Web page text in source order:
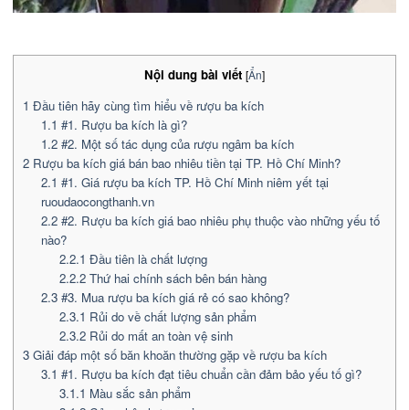
Nội dung bài viết [Ẩn]
1 Đầu tiên hãy cùng tìm hiểu về rượu ba kích
1.1 #1. Rượu ba kích là gì?
1.2#2. Một số tác dụng của rượu ngâm ba kích
2 Rượu ba kích giá bán bao nhiêu tiền tại TP. Hồ Chí Minh?
2.1 #1. Giá rượu ba kích TP. Hồ Chí Minh niêm yết tại
ruoudaocongthanh.vn
2.2#2. Rượu ba kích giá bao nhiêu phụ thuộc vào những yếu tố
nào?
2.2.1 Đầu tiên là chất lượng
2.2.2Thứ hai chính sách bên bán hàng
2.3#3. Mua rượu ba kích giá rẻ có sao không?
2.3.1 Rủi do về chất lượng sản phẩm
2.3.2Rủi do mất an toàn vệ sinh
3 Giải đáp một số băn khoăn thường gặp về rượu ba kích
3.1 #1. Rượu ba kích đạt tiêu chuẩn cần đảm bảo yếu tố gì?
3.1.1 Màu sắc sản phẩm